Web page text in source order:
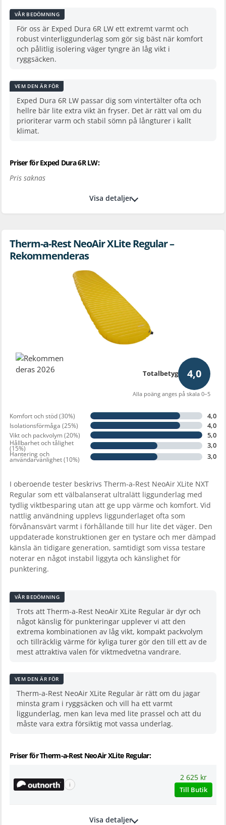
VÅR BEDÖMNING
För oss är Exped Dura 6R LW ett extremt varmt och
robust vinterliggunderlag som gör sig bäst när komfort
och pålitlig isolering väger tyngre än låg vikt i
ryggsäcken.
VEM DEN ÄR FÖR
Exped Dura 6R LW passar dig som vintertälter ofta och
hellre bär lite extra vikt än fryser. Det är rätt val om du
prioriterar varm och stabil sömn på långturer i kallt
klimat.
Priser för Exped Dura 6R LW:
Pris saknas
Visa detaljer
Therm-a-Rest NeoAir XLite Regular –
Rekommenderas
Komfort och stöd (30%) 4,0
Isolationsförmåga (25%) 4,0
Vikt och packvolym (20%) 5,0
Hållbarhet och tålighet
(15%) 3,0
Hantering och
användarvänlighet (10%) 3,0
Totalbetyg 4,0
Alla poäng anges på skala 0–5
I oberoende tester beskrivs Therm-a-Rest NeoAir XLite NXT
Regular som ett välbalanserat ultralätt liggunderlag med
tydlig viktbesparing utan att ge upp värme och komfort. Vid
nattlig användning upplevs liggunderlaget ofta som
förvånansvärt varmt i förhållande till hur lite det väger. Den
uppdaterade konstruktionen ger en tystare och mer dämpad
känsla än tidigare generation, samtidigt som vissa testare
noterar en något instabil liggyta och känslighet för
punktering.
VÅR BEDÖMNING
Trots att Therm-a-Rest NeoAir XLite Regular är dyr och
något känslig för punkteringar upplever vi att den
extrema kombinationen av låg vikt, kompakt packvolym
och tillräcklig värme för kyliga turer gör den till ett av de
mest attraktiva valen för viktmedvetna vandrare.
VEM DEN ÄR FÖR
Therm-a-Rest NeoAir XLite Regular är rätt om du jagar
minsta gram i ryggsäcken och vill ha ett varmt
liggunderlag, men kan leva med lite prassel och att du
måste vara extra försiktig mot vassa underlag.
Priser för Therm-a-Rest NeoAir XLite Regular:
ℹ
2 625 kr
Till Butik
Visa detaljer